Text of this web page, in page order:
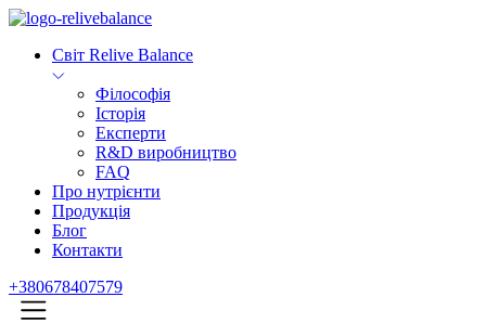
Світ Relive Balance
Філософія
Історія
Експерти
R&D виробництво
FAQ
Про нутрієнти
Продукція
Блог
Контакти
+380678407579